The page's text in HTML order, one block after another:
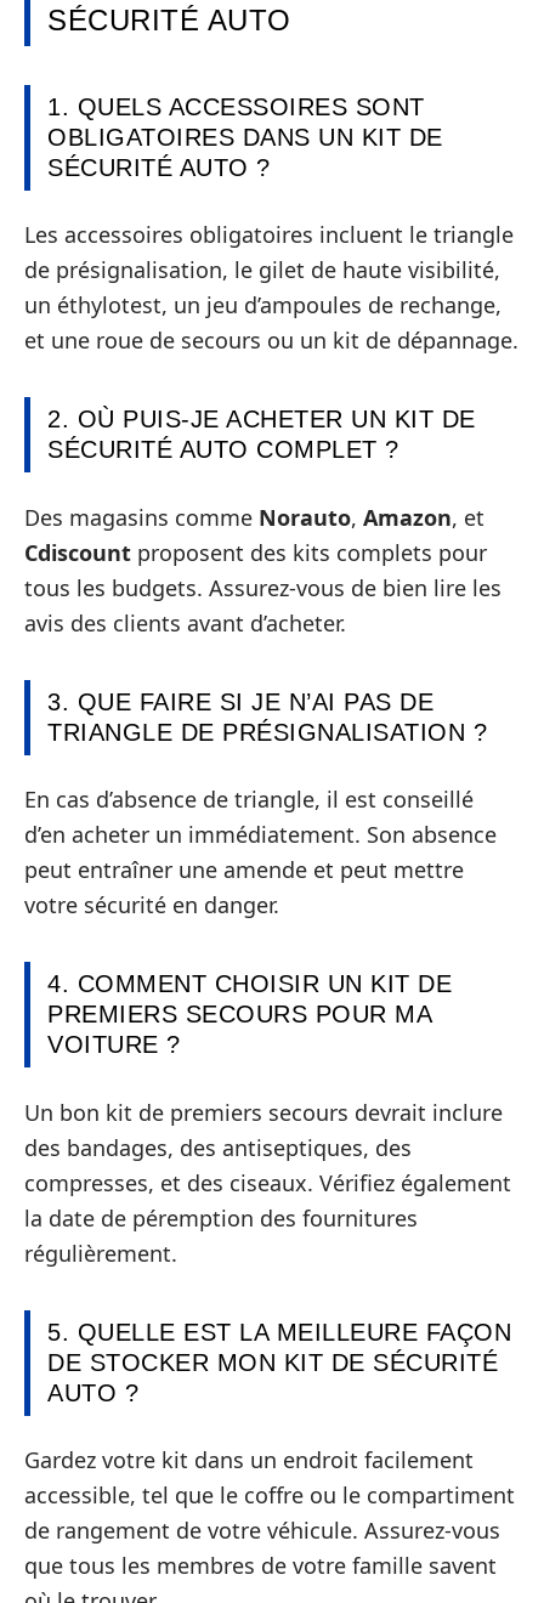
SÉCURITÉ AUTO
1. QUELS ACCESSOIRES SONT
OBLIGATOIRES DANS UN KIT DE
SÉCURITÉ AUTO ?
Les accessoires obligatoires incluent le triangle
de présignalisation, le gilet de haute visibilité,
un éthylotest, un jeu d’ampoules de rechange,
et une roue de secours ou un kit de dépannage.
2. OÙ PUIS-JE ACHETER UN KIT DE
SÉCURITÉ AUTO COMPLET ?
Des magasins comme Norauto, Amazon, et
Cdiscount proposent des kits complets pour
tous les budgets. Assurez-vous de bien lire les
avis des clients avant d’acheter.
3. QUE FAIRE SI JE N’AI PAS DE
TRIANGLE DE PRÉSIGNALISATION ?
En cas d’absence de triangle, il est conseillé
d’en acheter un immédiatement. Son absence
peut entraîner une amende et peut mettre
votre sécurité en danger.
4. COMMENT CHOISIR UN KIT DE
PREMIERS SECOURS POUR MA
VOITURE ?
Un bon kit de premiers secours devrait inclure
des bandages, des antiseptiques, des
compresses, et des ciseaux. Vérifiez également
la date de péremption des fournitures
régulièrement.
5. QUELLE EST LA MEILLEURE FAÇON
DE STOCKER MON KIT DE SÉCURITÉ
AUTO ?
Gardez votre kit dans un endroit facilement
accessible, tel que le coffre ou le compartiment
de rangement de votre véhicule. Assurez-vous
que tous les membres de votre famille savent